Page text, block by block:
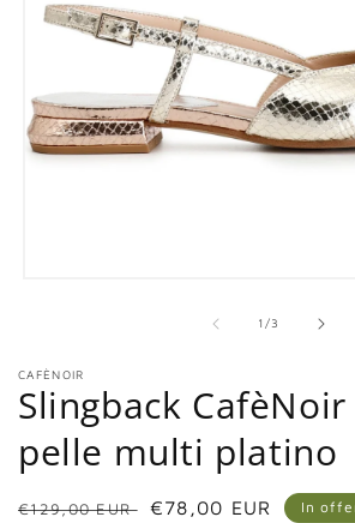
finestra
modale
1 /su3
CAFÈNOIR
Slingback
pelle multi platino
Prezzo
€129,00 EUR
Prezzo
€78,00 EUR In